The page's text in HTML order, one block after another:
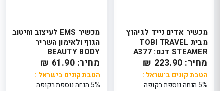
מכשיר אדים נייד לגיהוץ
מבית TOBI TRAVEL
STEAMER דגם: A377
מחיר: 223.90 ₪
הטבת קונים בישראל :
5% הנחה נוספת בקופה
מכשיר EMS לעיצוב וחיטוב
הגוף ולאימון השריר
BEAUTY BODY
מחיר: 61.90 ₪
הטבת קונים בישראל :
5% הנחה נוספת בקופה